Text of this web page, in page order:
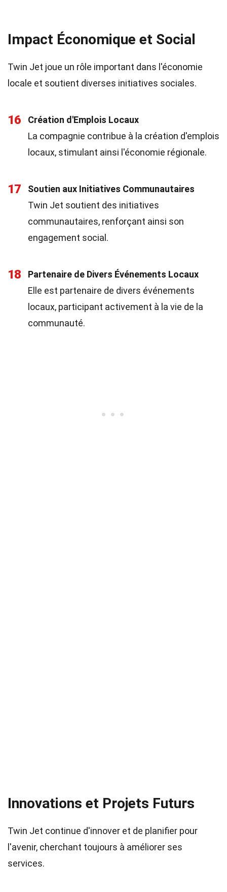
Impact Économique et Social
Twin Jet joue un rôle important dans l'économie
locale et soutient diverses initiatives sociales.
16
Création d'Emplois Locaux
La compagnie contribue à la création d'emplois
locaux, stimulant ainsi l'économie régionale.
17
Soutien aux Initiatives Communautaires
Twin Jet soutient des initiatives
communautaires, renforçant ainsi son
engagement social.
18
Partenaire de Divers Événements Locaux
Elle est partenaire de divers événements
locaux, participant activement à la vie de la
communauté.
Innovations et Projets Futurs
Twin Jet continue d'innover et de planifier pour
l'avenir, cherchant toujours à améliorer ses
services.